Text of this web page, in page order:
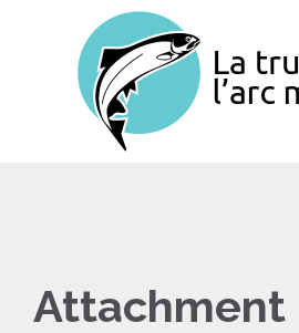
Attachment